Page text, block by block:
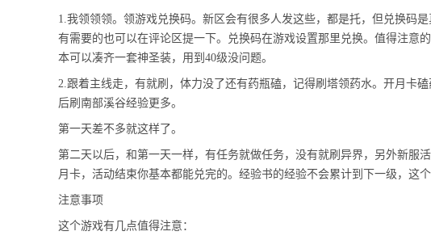
1.我领领领。领游戏兑换码。新区会有很多人发这些，都是托，但兑换码
有需要的也可以在评论区提一下。兑换码在游戏设置那里兑换。值得注意
本可以凑齐一套神圣装，用到40级没问题。
2.跟着主线走，有就刷，体力没了还有药瓶磕，记得刷塔领药水。开月卡
后刷南部溪谷经验更多。
第一天差不多就这样了。
第二天以后，和第一天一样，有任务就做任务，没有就刷异界，另外新服
月卡，活动结束你基本都能兑完的。经验书的经验不会累计到下一级，这
注意事项
这个游戏有几点值得注意：